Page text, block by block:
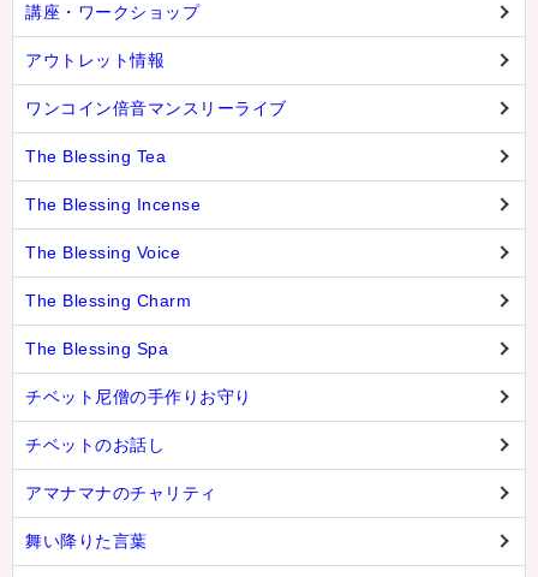
講座・ワークショップ
アウトレット情報
ワンコイン倍音マンスリーライブ
The Blessing Tea
The Blessing Incense
The Blessing Voice
The Blessing Charm
The Blessing Spa
チベット尼僧の手作りお守り
チベットのお話し
アマナマナのチャリティ
舞い降りた言葉